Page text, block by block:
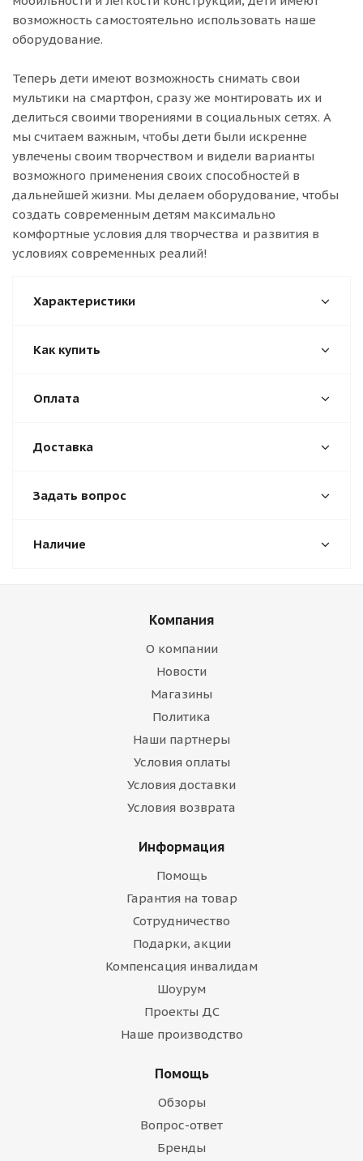
возможность самостоятельно использовать наше
оборудование.
Теперь дети имеют возможность снимать свои
мультики на смартфон, сразу же монтировать их и
делиться своими творениями в социальных сетях. А
мы считаем важным, чтобы дети были искренне
увлечены своим творчеством и видели варианты
возможного применения своих способностей в
дальнейшей жизни. Мы делаем оборудование, чтобы
создать современным детям максимально
комфортные условия для творчества и развития в
условиях современных реалий!
Характеристики
Как купить
Оплата
Доставка
Задать вопрос
Наличие
Компания
О компании
Новости
Магазины
Политика
Наши партнеры
Условия оплаты
Условия доставки
Условия возврата
Информация
Помощь
Гарантия на товар
Сотрудничество
Подарки, акции
Компенсация инвалидам
Шоурум
Проекты ДС
Наше производство
Помощь
Обзоры
Вопрос-ответ
Бренды